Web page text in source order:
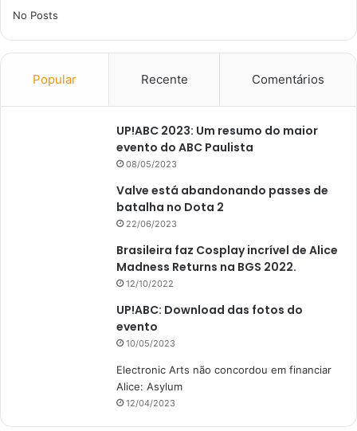
No Posts
Popular Recente Comentários
UP!ABC 2023: Um resumo do maior
evento do ABC Paulista
08/05/2023
Valve está abandonando passes de
batalha no Dota 2
22/06/2023
Brasileira faz Cosplay incrível de Alice
Madness Returns na BGS 2022.
12/10/2022
UP!ABC: Download das fotos do
evento
10/05/2023
Electronic Arts não concordou em financiar
Alice: Asylum
12/04/2023